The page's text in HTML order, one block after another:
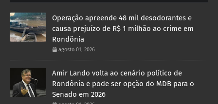
Operação apreende 48 mil desodorantes e
causa prejuízo de R$ 1 milhão ao crime em
Rondônia
agosto 01, 2026
Amir Lando volta ao cenário político de
Rondônia e pode ser opção do MDB para o
Senado em 2026